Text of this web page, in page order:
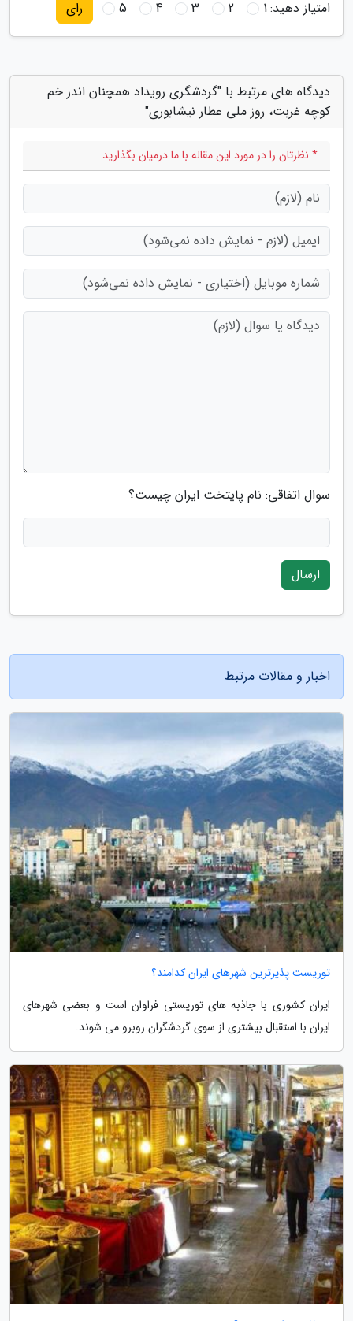
امتیاز دهید:1
2
3
4
5 رای
دیدگاه های مرتبط با "گردشگری رویداد همچنان اندر خم
کوچه غربت، روز ملی عطار نیشابوری"
* نظرتان را در مورد این مقاله با ما درمیان بگذارید
سوال اتفاقی: نام پایتخت ایران چیست؟
ارسال
اخبار و مقالات مرتبط
توریست پذیرترین شهرهای ایران کدامند؟
ایران کشوری با جاذبه های توریستی فراوان است و بعضی شهرهای
ایران با استقبال بیشتری از سوی گردشگران روبرو می شوند.